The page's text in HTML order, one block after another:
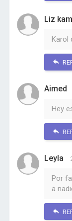
Liz
Karol
Aimed
Hey
Leyla
Por
a